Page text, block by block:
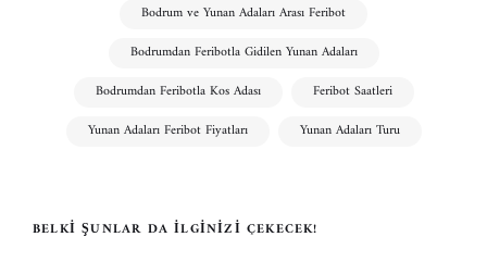
Bodrum ve Yunan Adaları Arası Feribot
Bodrumdan Feribotla Gidilen Yunan Adaları
Bodrumdan Feribotla Kos Adası
Feribot Saatleri
Yunan Adaları Feribot Fiyatları
Yunan Adaları Turu
BELKI ŞUNLAR DA İLGINIZI ÇEKECEK!